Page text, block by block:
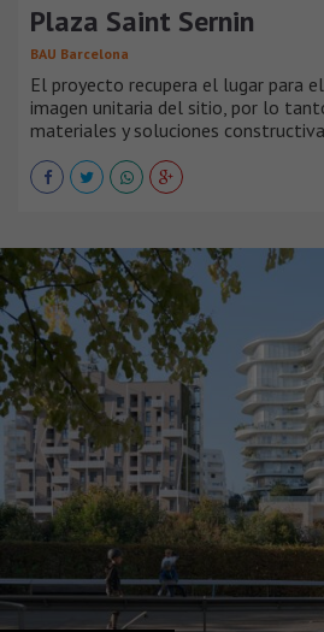
Plaza Saint Sernin
BAU Barcelona
El proyecto recupera el lugar para
imagen unitaria del sitio, por lo
materiales y soluciones